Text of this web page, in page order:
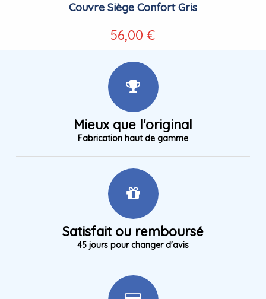
Couvre Siège Confort Gris
56,00 €
Mieux que l'original
Fabrication haut de gamme
Satisfait ou remboursé
45 jours pour changer d'avis